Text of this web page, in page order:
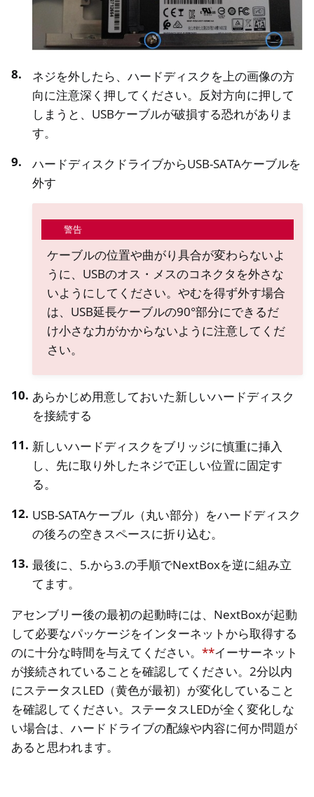
ネジを外したら、ハードディスクを上の画像の方
向に注意深く押してください。反対方向に押して
しまうと、USBケーブルが破損する恐れがありま
す。
ハードディスクドライブからUSB-SATAケーブルを
外す
警告
ケーブルの位置や曲がり具合が変わらないよ
うに、USBのオス・メスのコネクタを外さな
いようにしてください。やむを得ず外す場合
は、USB延長ケーブルの90°部分にできるだ
け小さな力がかからないように注意してくだ
さい。
あらかじめ用意しておいた新しいハードディスク
を接続する
新しいハードディスクをブリッジに慎重に挿入
し、先に取り外したネジで正しい位置に固定す
る。
USB-SATAケーブル（丸い部分）をハードディスク
の後ろの空きスペースに折り込む。
最後に、5.から3.の手順でNextBoxを逆に組み立
てます。
アセンブリー後の最初の起動時には、NextBoxが起動
して必要なパッケージをインターネットから取得する
のに十分な時間を与えてください。 **イーサーネット
が接続されていることを確認してください。2分以内
にステータスLED（黄色が最初）が変化していること
を確認してください。ステータスLEDが全く変化しな
い場合は、ハードドライブの配線や内容に何か問題が
あると思われます。